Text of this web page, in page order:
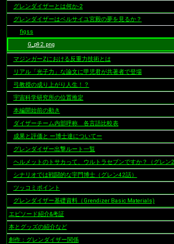
シ
ョ
ン
グレンダイザーとは何か-2
グレンダイザーはベルサイユ宮殿の夢を見るか？
figss
G_p92.png
マジンガーZにおける反重力技術とは
リアル「光子力」な論文に甲児君が共著者で登場
弓教授の成り上がり人生！？
宇宙科学研究所の位置推定
本編開始前の動き
ダイザーチーム内部呼称 各言語比較表
成果と評価と ー博士達についてー
グレンダイザー出撃ルート一覧
ヘルメットのトサカって、ウルトラセブンですか？（グレン
シナリオでは戦闘的な宇門博士（グレン42話）
ツッコミポイント
グレンダイザー基礎資料（Grendizer Basic Materials)
エピソード紹介&考証
本とグッズの紹介など
創作：グレンダイザー関係